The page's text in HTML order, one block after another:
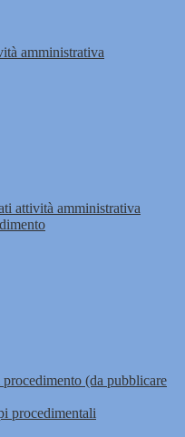
amministrativa
attività amministrativa
(da pubblicare
procedimentali